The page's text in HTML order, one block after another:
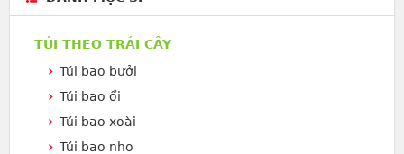
TÚI THEO TRÁI CÂY
Túi bao bưởi
Túi bao ổi
Túi bao xoài
Túi bao nho